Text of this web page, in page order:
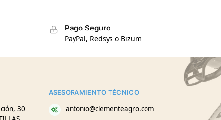
Pago Seguro
PayPal, Redsys o Bizum
30
ASESORAMIENTO TÉCNICO
antonio@clementeagro.com